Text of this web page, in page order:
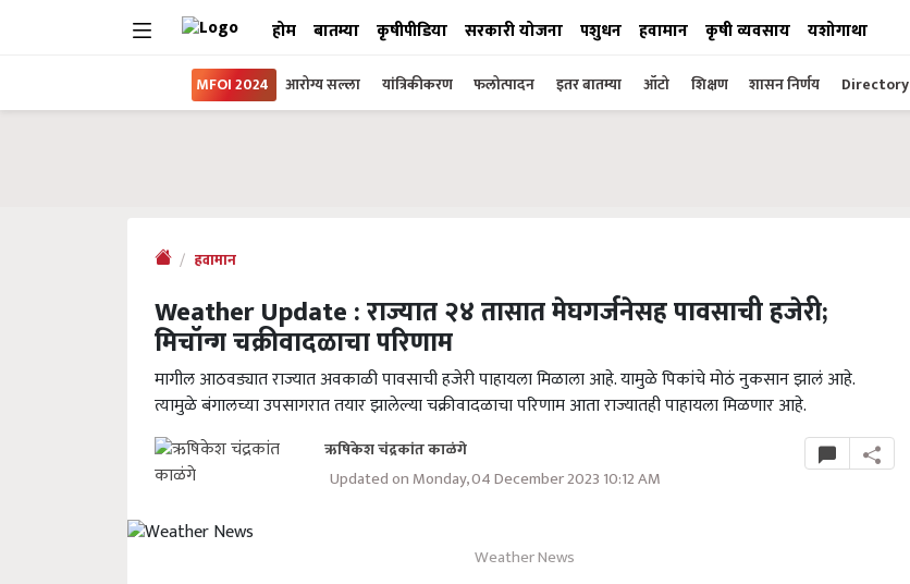
होम बातम्या कृषीपीडिया सरकारी योजना पशुधन हवामान कृषी व्यवसाय यशोगाथा
MFOI 2024 आरोग्य सल्ला यांत्रिकीकरण फलोत्पादन इतर बातम्या ऑटो शिक्षण शासन निर्णय Directory
हवामान
Weather Update : राज्यात २४ तासात मेघगर्जनेसह पावसाची हजेरी;
मिचॉन्ग चक्रीवादळाचा परिणाम
मागील आठवड्यात राज्यात अवकाळी पावसाची हजेरी पाहायला मिळाला आहे. यामुळे पिकांचे मोठं नुकसान झालं आहे.
त्यामुळे बंगालच्या उपसागरात तयार झालेल्या चक्रीवादळाचा परिणाम आता राज्यातही पाहायला मिळणार आहे.
ऋषिकेश चंद्रकांत काळंगे
Updated on Monday, 04 December 2023 10:12 AM
Weather News